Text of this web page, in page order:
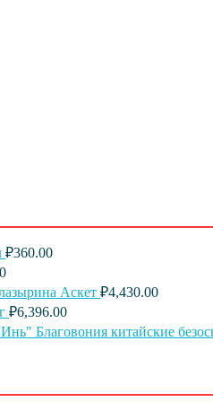
₽360.00
Аскет ₽4,430.00
₽6,396.00
Благовония китайские